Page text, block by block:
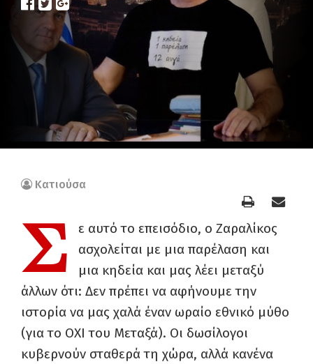
Κατιούσα
Σ
ε αυτό το επεισόδιο, ο Ζαραλίκος
ασχολείται με μια παρέλαση και
μια κηδεία και μας λέει μεταξύ
άλλων ότι: Δεν πρέπει να αφήνουμε την
ιστορία να μας χαλά έναν ωραίο εθνικό μύθο
(για το ΟΧΙ του Μεταξά). Οι δωσίλογοι
κυβερνούν σταθερά τη χώρα, αλλά κανένα